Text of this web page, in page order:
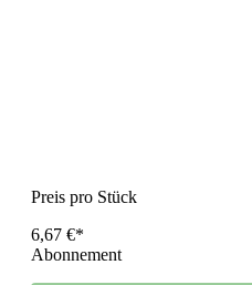
Preis pro Stück
6,67 €*
Abonnement